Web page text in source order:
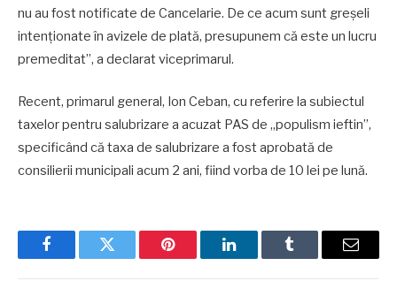
nu au fost notificate de Cancelarie. De ce acum sunt greșeli
intenționate în avizele de plată, presupunem că este un lucru
premeditat”, a declarat viceprimarul.
Recent, primarul general, Ion Ceban, cu referire la subiectul
taxelor pentru salubrizare a acuzat PAS de „populism ieftin”,
specificând că taxa de salubrizare a fost aprobată de
consilierii municipali acum 2 ani, fiind vorba de 10 lei pe lună.
FacebookTwitter Pinterest LinkedInTumblr Email